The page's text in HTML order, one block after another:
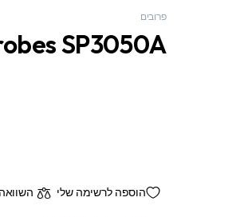
פרובים
SP3050A
הוספה לרשימה שלי השוואה